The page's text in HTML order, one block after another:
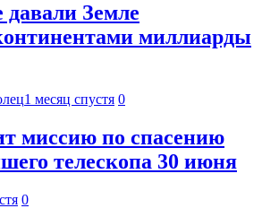
Земле
миллиарды
1 месяц спустя 0
миссию по спасению
телескопа 30 июня
0